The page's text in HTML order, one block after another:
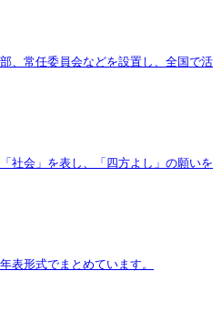
、常任委員会などを設置し、全国で活
社会」を表し、「四方よし」の願いを
表形式でまとめています。